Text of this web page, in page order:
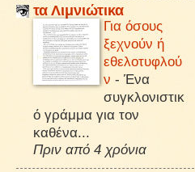
τα Λιμνιώτικα
Για όσους
ξεχνούν ή
εθελοτυφλού
ν - Ένα
συγκλονιστικ
ό γράμμα για τον
καθένα...
Πριν από 4 χρόνια